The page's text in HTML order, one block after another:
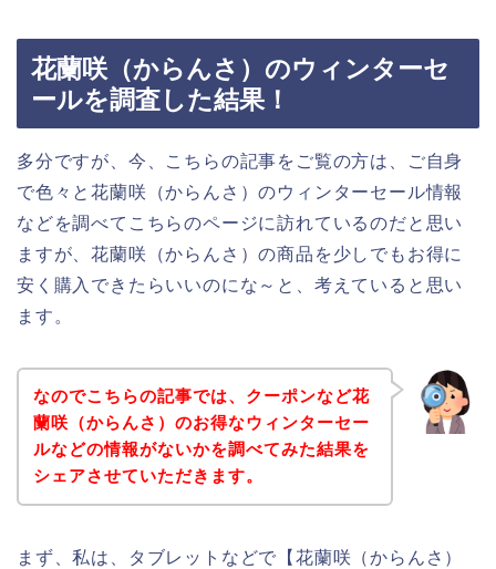
花蘭咲（からんさ）のウィンターセ
ールを調査した結果！
多分ですが、今、こちらの記事をご覧の方は、ご自身
で色々と花蘭咲（からんさ）のウィンターセール情報
などを調べてこちらのページに訪れているのだと思い
ますが、花蘭咲（からんさ）の商品を少しでもお得に
安く購入できたらいいのにな～と、考えていると思い
ます。
なのでこちらの記事では、クーポンなど花
蘭咲（からんさ）のお得なウィンターセー
ルなどの情報がないかを調べてみた結果を
シェアさせていただきます。
まず、私は、タブレットなどで【花蘭咲（からんさ）